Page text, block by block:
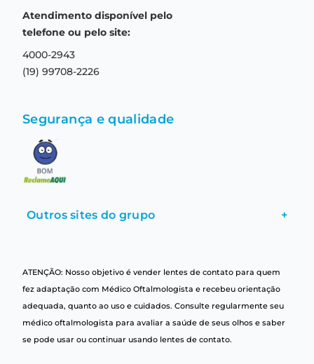
Aviso de privacidade
Termos e condições de uso
Central de relacionamento
Atendimento disponível pelo
telefone ou pelo site:
4000-2943
(19) 99708-2226
Segurança e qualidade
Outros sites do grupo +
ATENÇÃO: Nosso objetivo é vender lentes de contato para quem
fez adaptação com Médico Oftalmologista e recebeu orientação
adequada, quanto ao uso e cuidados. Consulte regularmente seu
médico oftalmologista para avaliar a saúde de seus olhos e saber
se pode usar ou continuar usando lentes de contato.